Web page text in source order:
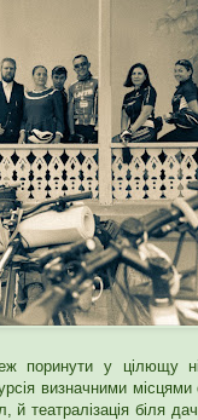
поринути у цілющу
визначними місцями
й театралізація біля